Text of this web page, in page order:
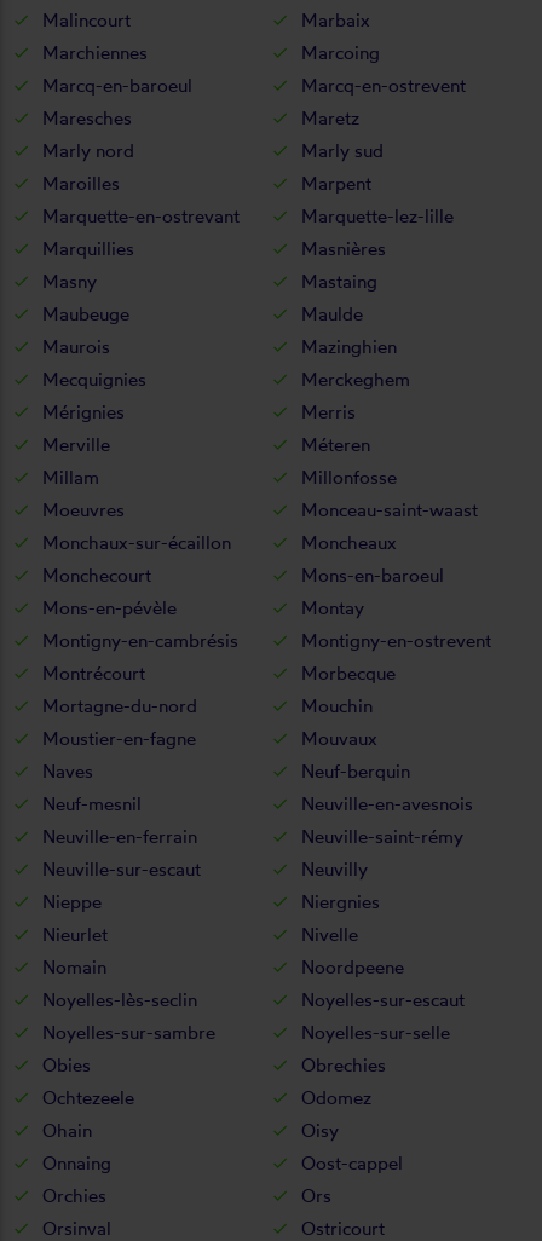
Malincourt
Marbaix
Marchiennes
Marcoing
Marcq-en-baroeul
Marcq-en-ostrevent
Maresches
Maretz
Marly nord
Marly sud
Maroilles
Marpent
Marquette-en-ostrevant
Marquette-lez-lille
Marquillies
Masnières
Masny
Mastaing
Maubeuge
Maulde
Maurois
Mazinghien
Mecquignies
Merckeghem
Mérignies
Merris
Merville
Méteren
Millam
Millonfosse
Moeuvres
Monceau-saint-waast
Monchaux-sur-écaillon
Moncheaux
Monchecourt
Mons-en-baroeul
Mons-en-pévèle
Montay
Montigny-en-cambrésis
Montigny-en-ostrevent
Montrécourt
Morbecque
Mortagne-du-nord
Mouchin
Moustier-en-fagne
Mouvaux
Naves
Neuf-berquin
Neuf-mesnil
Neuville-en-avesnois
Neuville-en-ferrain
Neuville-saint-rémy
Neuville-sur-escaut
Neuvilly
Nieppe
Niergnies
Nieurlet
Nivelle
Nomain
Noordpeene
Noyelles-lès-seclin
Noyelles-sur-escaut
Noyelles-sur-sambre
Noyelles-sur-selle
Obies
Obrechies
Ochtezeele
Odomez
Ohain
Oisy
Onnaing
Oost-cappel
Orchies
Ors
Orsinval
Ostricourt